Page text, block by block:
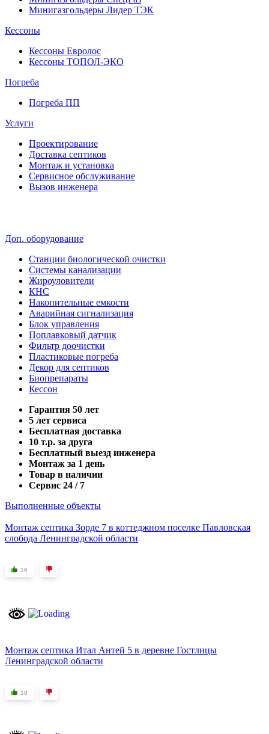
Минигазгольдеры Лидер ТЭК
Кессоны
Кессоны Евролос
Кессоны ТОПОЛ-ЭКО
Погребa
Погреба ПП
Услуги
Проектирование
Доставка септиков
Монтаж и установка
Сервисное обслуживание
Вызов инженера
Доп. оборудование
Станции биологической очистки
Системы канализации
Жироуловители
КНС
Накопительные емкости
Аварийная сигнализация
Блок управления
Поплавковый датчик
Фильтр доочистки
Пластиковые погреба
Декор для септиков
Биопрепараты
Кессон
Гарантия 50 лет
5 лет сервиса
Бесплатная доставка
10 т.р. за друга
Бесплатный выезд инженера
Монтаж за 1 день
Товар в наличии
Сервис 24 / 7
Выполненные объекты
Монтаж септика Зорде 7 в коттеджном поселке Павловская
слобода Ленинградской области
16
Монтаж септика Итал Антей 5 в деревне Гостлицы
Ленинградской области
18